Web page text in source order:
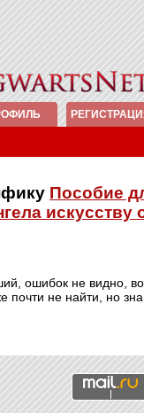
Пособие
искусству
ошибок не видно,
почти не найти, но